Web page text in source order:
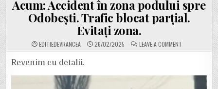
Acum: Accident în zona podului spre
Odobești. Trafic blocat parțial.
Evitați zona.
EDITIEDEVRANCEA 26/02/2025 LEAVE A COMMENTON
ACUM:
SPRE
ODOBEȘTI.
Revenim cu detalii.